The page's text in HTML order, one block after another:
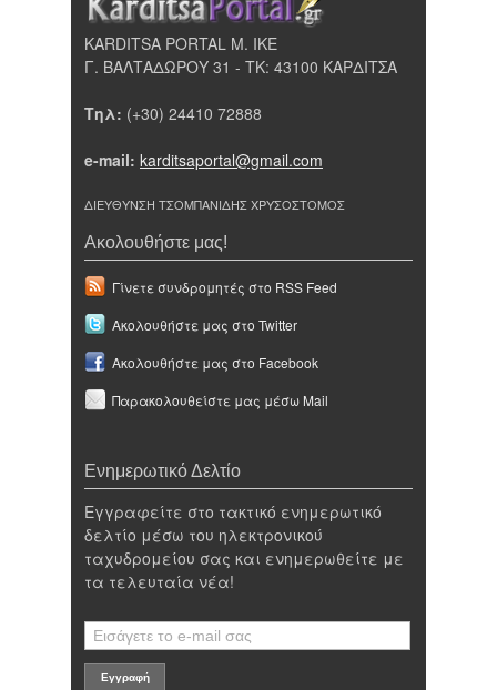
KARDITSA PORTAL Μ. ΙΚΕ
Γ. ΒΑΛΤΑΔΩΡΟΥ 31 - ΤΚ: 43100 ΚΑΡΔΙΤΣΑ
Τηλ: (+30) 24410 72888
e-mail: karditsaportal@gmail.com
ΔΙΕΥΘΥΝΣΗ ΤΣΟΜΠΑΝΙΔΗΣ ΧΡΥΣΟΣΤΟΜΟΣ
Ακολουθήστε μας!
Γίνετε συνδρομητές στο RSS Feed
Ακολουθήστε μας στο Twitter
Ακολουθήστε μας στο Facebook
Παρακολουθείστε μας μέσω Mail
Ενημερωτικό Δελτίο
Εγγραφείτε στο τακτικό ενημερωτικό
δελτίο μέσω του ηλεκτρονικού
ταχυδρομείου σας και ενημερωθείτε με
τα τελευταία νέα!